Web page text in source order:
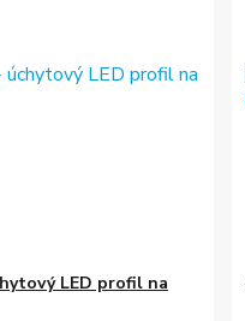
LED profil na